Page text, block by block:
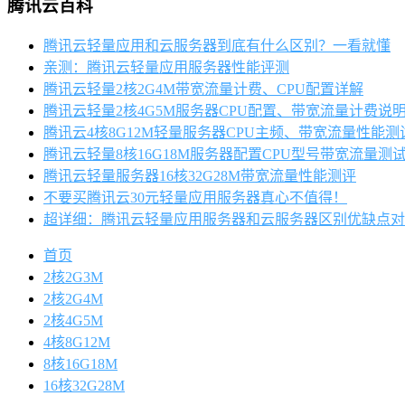
腾讯云百科
腾讯云轻量应用和云服务器到底有什么区别？一看就懂
亲测：腾讯云轻量应用服务器性能评测
腾讯云轻量2核2G4M带宽流量计费、CPU配置详解
腾讯云轻量2核4G5M服务器CPU配置、带宽流量计费说明
腾讯云4核8G12M轻量服务器CPU主频、带宽流量性能测
腾讯云轻量8核16G18M服务器配置CPU型号带宽流量测
腾讯云轻量服务器16核32G28M带宽流量性能测评
不要买腾讯云30元轻量应用服务器真心不值得！
超详细：腾讯云轻量应用服务器和云服务器区别优缺点
首页
2核2G3M
2核2G4M
2核4G5M
4核8G12M
8核16G18M
16核32G28M